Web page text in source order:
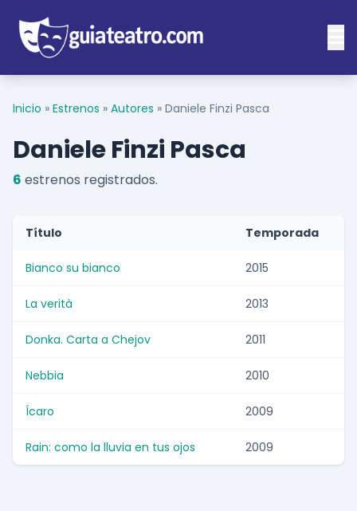
Inicio » Estrenos » Autores » Daniele Finzi Pasca
Daniele Finzi Pasca
6 estrenos registrados.
Título Temporada
Bianco su bianco 2015
La verità 2013
Donka. Carta a Chejov 2011
Nebbia 2010
Ícaro 2009
Rain: como la lluvia en tus ojos 2009